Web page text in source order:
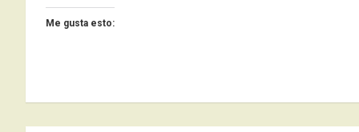
Me gusta esto: